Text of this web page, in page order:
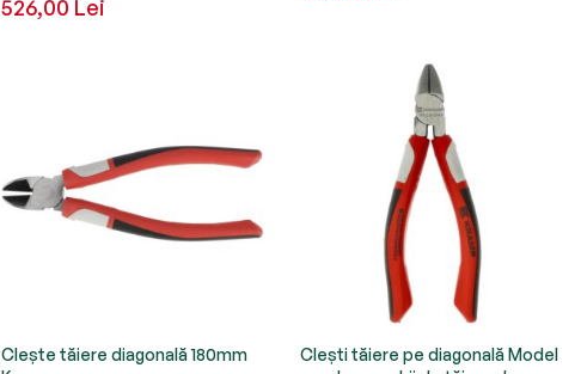
526,00 Lei
Clește tăiere diagonală 180mm
Clești tăiere pe diagonală Model